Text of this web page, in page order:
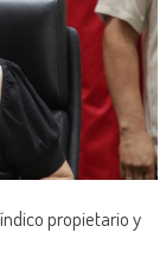
propietario y